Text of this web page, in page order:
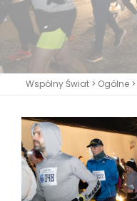
Wspólny Świat > Ogólne >